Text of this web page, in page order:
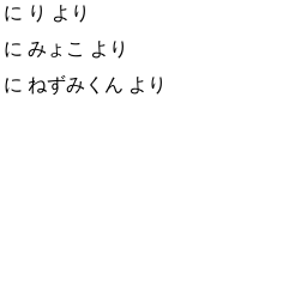
に り より
に みょこ より
に ねずみくん より